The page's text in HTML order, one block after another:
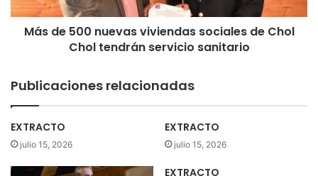
n
s
v
i
e
Más de 500 nuevas viviendas sociales de Chol
Chol tendrán servicio sanitario
Publicaciones relacionadas
EXTRACTO
julio 15, 2026
EXTRACTO
julio 15, 2026
EXTRACTO